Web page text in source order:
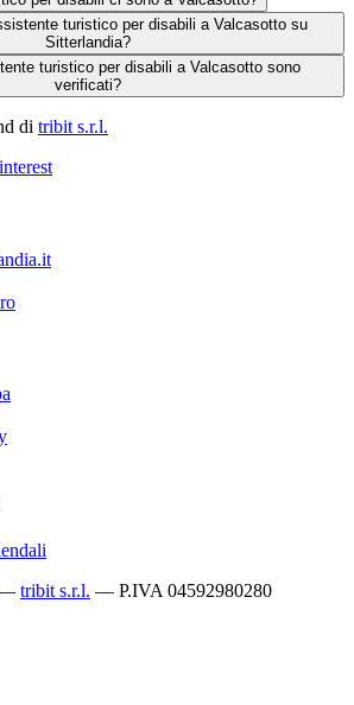
turistico per disabili a Valcasotto su
Sitterlandia?
turistico per disabili a Valcasotto sono
verificati?
di tribit s.r.l.
— tribit s.r.l. — P.IVA 04592980280